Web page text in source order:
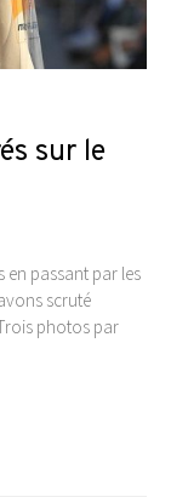
sur le
en passant par les
scruté
photos par